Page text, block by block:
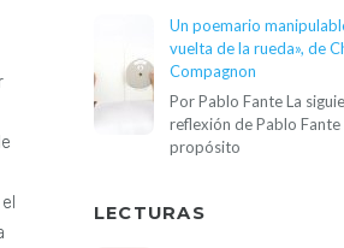
Un poemario
vuelta de la rueda», de
Compagnon
Por Pablo Fante La
reflexión de Pablo Fante
propósito
LECTURAS